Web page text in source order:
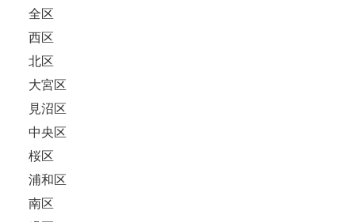
全区
西区
北区
大宮区
見沼区
中央区
桜区
浦和区
南区